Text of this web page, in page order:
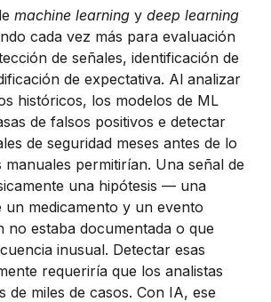
machine learning y deep learning
cada vez más para evaluación
de señales, identificación de
de expectativa. Al analizar
históricos, los modelos de ML
de falsos positivos e detectar
de seguridad meses antes de lo
manuales permitirían. Una señal de
una hipótesis — una
un medicamento y un evento
no estaba documentada o que
inusual. Detectar esas
requeriría que los analistas
de miles de casos. Con IA, ese